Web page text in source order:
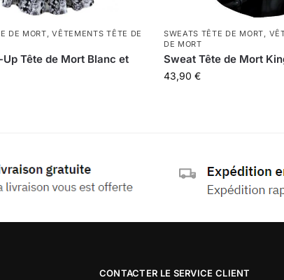
DE MORT,VÊTEMENTS TÊTE DE
Up Tête de Mort Blanc et
SWEATS TÊTE DE MORT,
DE MORT
Sweat Tête de Mort
43,90 €
CONTACTER LE SERVICE CLIENT